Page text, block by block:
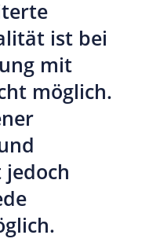
ist bei
mit
möglich.
jedoch